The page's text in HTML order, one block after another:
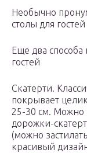
Необычно
столы для гостей
Еще два
гостей
Скатерти.
покрывает
25-30 см. Можно
дорожки-
(можно
красивый